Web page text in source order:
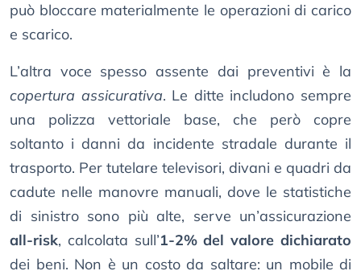
può bloccare materialmente le operazioni di carico
e scarico.
L’altra voce spesso assente dai preventivi è la
copertura assicurativa. Le ditte includono sempre
una polizza vettoriale base, che però copre
soltanto i danni da incidente stradale durante il
trasporto. Per tutelare televisori, divani e quadri da
cadute nelle manovre manuali, dove le statistiche
di sinistro sono più alte, serve un’assicurazione
all-risk, calcolata sull’1-2% del valore dichiarato
dei beni. Non è un costo da saltare: un mobile di